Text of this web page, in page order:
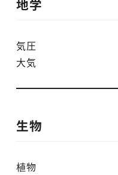
地学
気圧
大気
生物
植物